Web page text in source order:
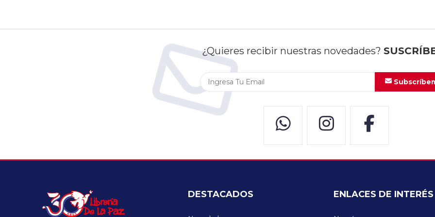
¿Quieres recibir nuestras novedades?
DESTACADOS ENLACES DE INTERÉS